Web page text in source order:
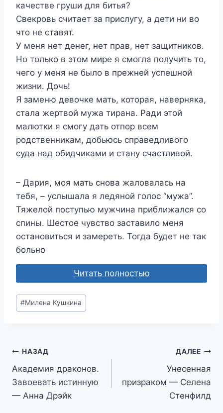
качестве груши для битья?
Свекровь считает за прислугу, а дети ни во
что не ставят.
У меня нет денег, нет прав, нет защитников.
Но только в этом мире я смогла получить то,
чего у меня не было в прежней успешной
жизни. Дочь!
Я заменю девочке мать, которая, наверняка,
стала жертвой мужа тирана. Ради этой
малютки я смогу дать отпор всем
родственникам, добьюсь справедливого
суда над обидчиками и стану счастливой.
– Дария, моя мать снова жаловалась на
тебя, – услышала я ледяной голос “мужа”.
Тяжелой поступью мужчина приближался со
спины. Шестое чувство заставило меня
остановиться и замереть. Тогда будет не так
больно
Читать полностью
Метки
записи:
#Милена Кушкина
Навигация
по
записям
НАЗАД
Академия драконов.
Завоевать истинную
— Анна Дрэйк
ДАЛЕЕ
Унесенная
призраком — Селена
Стенфилд